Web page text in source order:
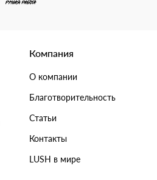
Компания
О компании
Благотворительность
Статьи
Контакты
LUSH в мире